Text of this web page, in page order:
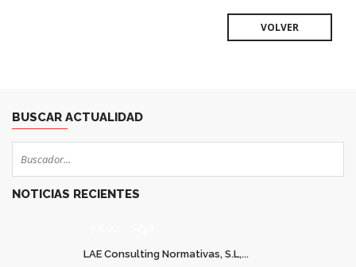
VOLVER
BUSCAR ACTUALIDAD
NOTICIAS RECIENTES
LAE Consulting Normativas, S.L,...